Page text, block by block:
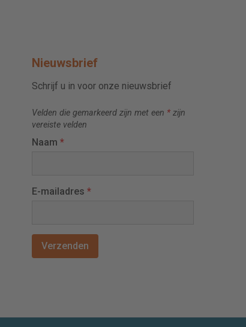
Nieuwsbrief
Schrijf u in voor onze nieuwsbrief
Velden die gemarkeerd zijn met een * zijn
vereiste velden
Naam *
E-mailadres *